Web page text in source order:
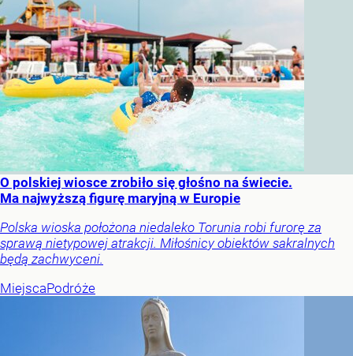
O polskiej wiosce zrobiło się głośno na świecie.
Ma najwyższą figurę maryjną w Europie
Polska wioska położona niedaleko Torunia robi furorę za
sprawą nietypowej atrakcji. Miłośnicy obiektów sakralnych
będą zachwyceni.
MiejscaPodróże